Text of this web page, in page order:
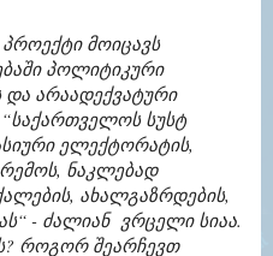
პროექტი მოიცავს
პოლიტიკური
არაადექვატური
“საქართველოს სუსტ
ელექტორატის,
ნაკლებად
ახალგაზრდების,
- ძალიან ვრცელი სიაა.
როგორ შეარჩევთ